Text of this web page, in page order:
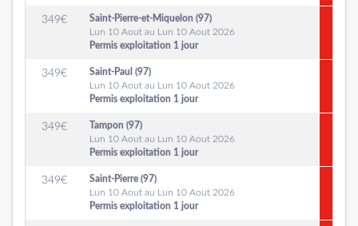
349€
Saint-Pierre-et-Miquelon (97)
Lun 10 Aout au Lun 10 Aout 2026
Permis exploitation 1 jour
349€
Saint-Paul (97)
Lun 10 Aout au Lun 10 Aout 2026
Permis exploitation 1 jour
349€
Tampon (97)
Lun 10 Aout au Lun 10 Aout 2026
Permis exploitation 1 jour
349€
Saint-Pierre (97)
Lun 10 Aout au Lun 10 Aout 2026
Permis exploitation 1 jour